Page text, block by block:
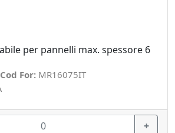
per pannelli max. spessore 6
Cod For: MR16075IT
+